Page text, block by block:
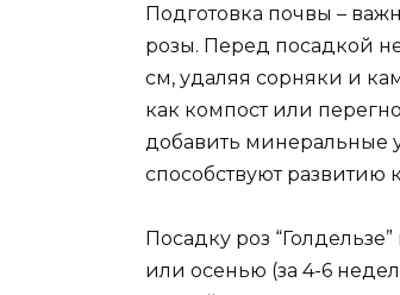
Подготовка почвы –
розы. Перед посадкой
см, удаляя сорняки и
как компост или
добавить минеральные
способствуют
Посадку роз
или осенью (за 4-6